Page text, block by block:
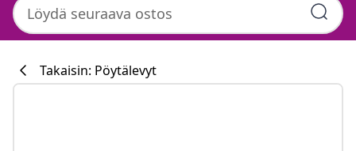
Takaisin: Pöytälevyt